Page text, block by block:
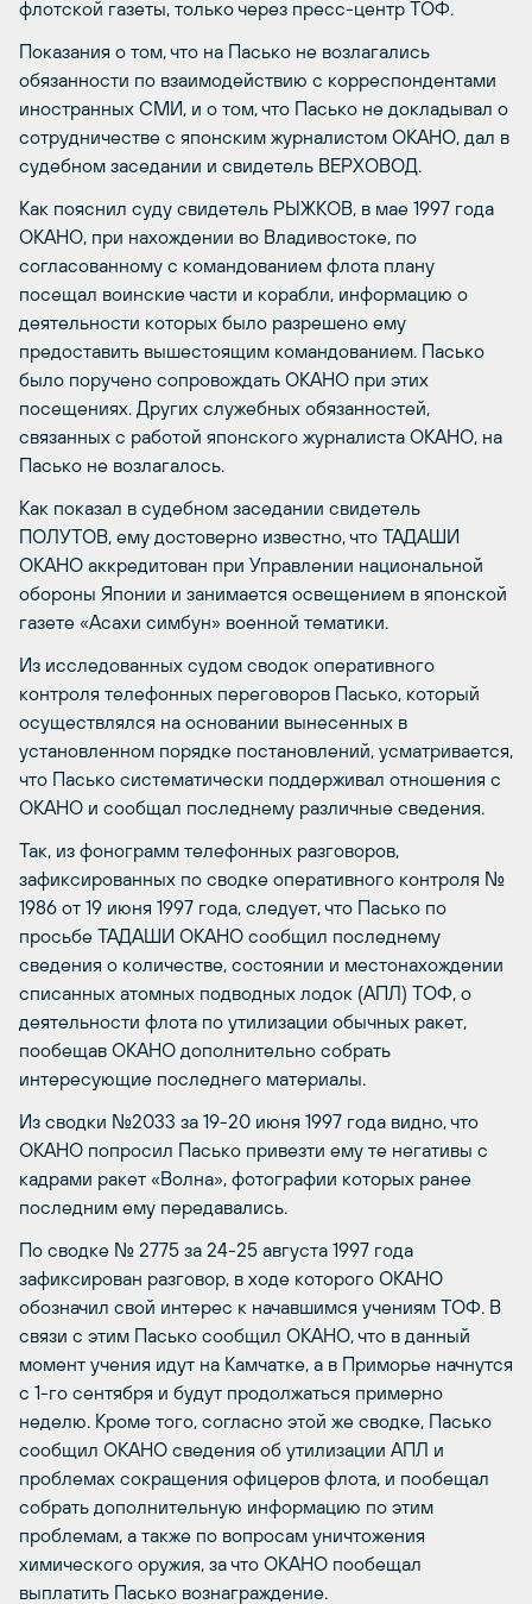
флотской газеты, только через пресс-центр ТОФ.
Показания о том, что на Пасько не возлагались
обязанности по взаимодействию с корреспондентами
иностранных СМИ, и о том, что Пасько не докладывал о
сотрудничестве с японским журналистом ОКАНО, дал в
судебном заседании и свидетель ВЕРХОВОД.
Как пояснил суду свидетель РЫЖКОВ, в мае 1997 года
ОКАНО, при нахождении во Владивостоке, по
согласованному с командованием флота плану
посещал воинские части и корабли, информацию о
деятельности которых было разрешено ему
предоставить вышестоящим командованием. Пасько
было поручено сопровождать ОКАНО при этих
посещениях. Других служебных обязанностей,
связанных с работой японского журналиста ОКАНО, на
Пасько не возлагалось.
Как показал в судебном заседании свидетель
ПОЛУТОВ, ему достоверно известно, что ТАДАШИ
ОКАНО аккредитован при Управлении национальной
обороны Японии и занимается освещением в японской
газете «Асахи симбун» военной тематики.
Из исследованных судом сводок оперативного
контроля телефонных переговоров Пасько, который
осуществлялся на основании вынесенных в
установленном порядке постановлений, усматривается,
что Пасько систематически поддерживал отношения с
ОКАНО и сообщал последнему различные сведения.
Так, из фонограмм телефонных разговоров,
зафиксированных по сводке оперативного контроля №
1986 от 19 июня 1997 года, следует, что Пасько по
просьбе ТАДАШИ ОКАНО сообщил последнему
сведения о количестве, состоянии и местонахождении
списанных атомных подводных лодок (АПЛ) ТОФ, о
деятельности флота по утилизации обычных ракет,
пообещав ОКАНО дополнительно собрать
интересующие последнего материалы.
Из сводки №2033 за 19-20 июня 1997 года видно, что
ОКАНО попросил Пасько привезти ему те негативы с
кадрами ракет «Волна», фотографии которых ранее
последним ему передавались.
По сводке № 2775 за 24-25 августа 1997 года
зафиксирован разговор, в ходе которого ОКАНО
обозначил свой интерес к начавшимся учениям ТОФ. В
связи с этим Пасько сообщил ОКАНО, что в данный
момент учения идут на Камчатке, а в Приморье начнутся
с 1-го сентября и будут продолжаться примерно
неделю. Кроме того, согласно этой же сводке, Пасько
сообщил ОКАНО сведения об утилизации АПЛ и
проблемах сокращения офицеров флота, и пообещал
собрать дополнительную информацию по этим
проблемам, а также по вопросам уничтожения
химического оружия, за что ОКАНО пообещал
выплатить Пасько вознаграждение.